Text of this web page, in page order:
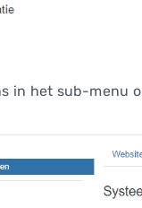
in het sub-menu